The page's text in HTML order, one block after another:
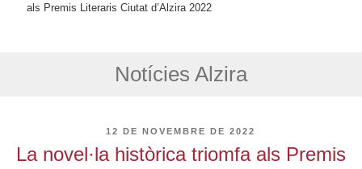
als Premis Literaris Ciutat d’Alzira 2022
Notícies Alzira
12 DE NOVEMBRE DE 2022
La novel·la històrica triomfa als Premis